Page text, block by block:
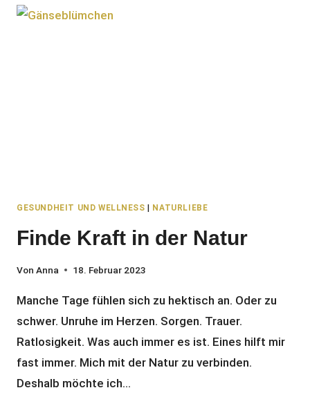
GESUNDHEIT UND WELLNESS | NATURLIEBE
Finde Kraft in der Natur
Von Anna 18. Februar 2023
Manche Tage fühlen sich zu hektisch an. Oder zu
schwer. Unruhe im Herzen. Sorgen. Trauer.
Ratlosigkeit. Was auch immer es ist. Eines hilft mir
fast immer. Mich mit der Natur zu verbinden.
Deshalb möchte ich…